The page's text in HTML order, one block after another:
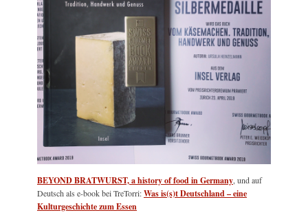
BEYOND BRATWURST, a history of food in Germany, und auf
Deutsch als e-book bei TreTorri:Was is(s)t Deutschland – eine
Kulturgeschichte zum Essen